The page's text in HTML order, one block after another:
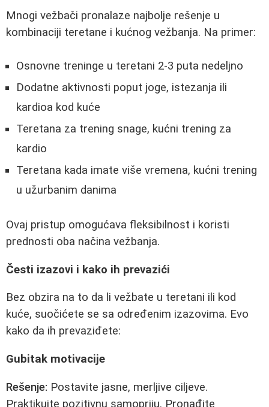
Mnogi vežbači pronalaze najbolje rešenje u
kombinaciji teretane i kućnog vežbanja. Na primer:
Osnovne treninge u teretani 2-3 puta nedeljno
Dodatne aktivnosti poput joge, istezanja ili
kardioa kod kuće
Teretana za trening snage, kućni trening za
kardio
Teretana kada imate više vremena, kućni trening
u užurbanim danima
Ovaj pristup omogućava fleksibilnost i koristi
prednosti oba načina vežbanja.
Česti izazovi i kako ih prevazići
Bez obzira na to da li vežbate u teretani ili kod
kuće, suočićete se sa određenim izazovima. Evo
kako da ih prevaziđete:
Gubitak motivacije
Rešenje: Postavite jasne, merljive ciljeve.
Praktikujte pozitivnu samopriju. Pronađite